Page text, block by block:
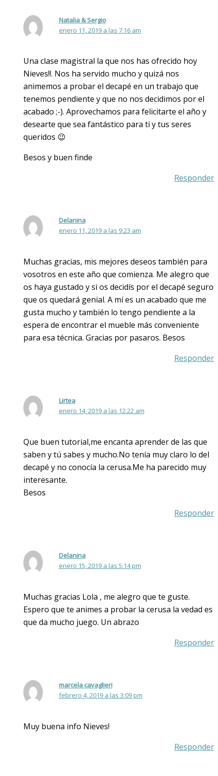
Natalia & Sergio
enero 11, 2019 a las 7:16 am
Una clase magistral la que nos has ofrecido hoy
Nieves!!. Nos ha servido mucho y quizá nos
animemos a probar el decapé en un trabajo que
tenemos pendiente y que no nos decidimos por el
acabado ;-). Aprovechamos para felicitarte el año y
desearte que sea fantástico para ti y tus seres
queridos 😉
Besos y buen finde
Responder
Delanina
enero 11, 2019 a las 9:23 am
Muchas gracias, mis mejores deseos también para
vosotros en este año que comienza. Me alegro que
os haya gustado y si os decidís por el decapé seguro
que os quedará genial. A mí es un acabado que me
gusta mucho y también lo tengo pendiente a la
espera de encontrar el mueble más conveniente
para esa técnica. Gracias por pasaros. Besos
Responder
Lirtea
enero 14, 2019 a las 12:22 am
Que buen tutorial,me encanta aprender de las que
saben y tú sabes y mucho.No tenía muy claro lo del
decapé y no conocía la cerusa.Me ha parecido muy
interesante.
Besos
Responder
Delanina
enero 15, 2019 a las 5:14 pm
Muchas gracias Lola , me alegro que te guste.
Espero que te animes a probar la cerusa la vedad es
que da mucho juego. Un abrazo
Responder
marcela cavaglieri
febrero 4, 2019 a las 3:09 pm
Muy buena info Nieves!
Responder